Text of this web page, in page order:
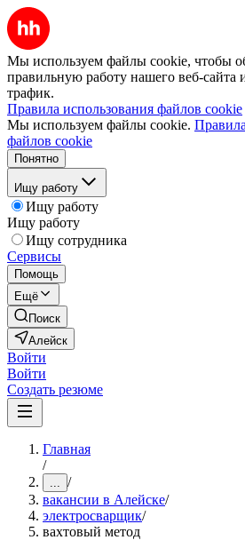
Мы используем файлы cookie, чтобы
правильную работу нашего веб-сайта
трафик.
Правила использования файлов cookie
Мы используем файлы cookie.
файлов cookie
Понятно
Ищу работу
Ищу работу
Ищу работу
Ищу сотрудника
Сервисы
Помощь
Ещё
Поиск
Алейск
Войти
Войти
Создать резюме
Главная
/
... /
вакансии в Алейске/
электросварщик/
вахтовый метод